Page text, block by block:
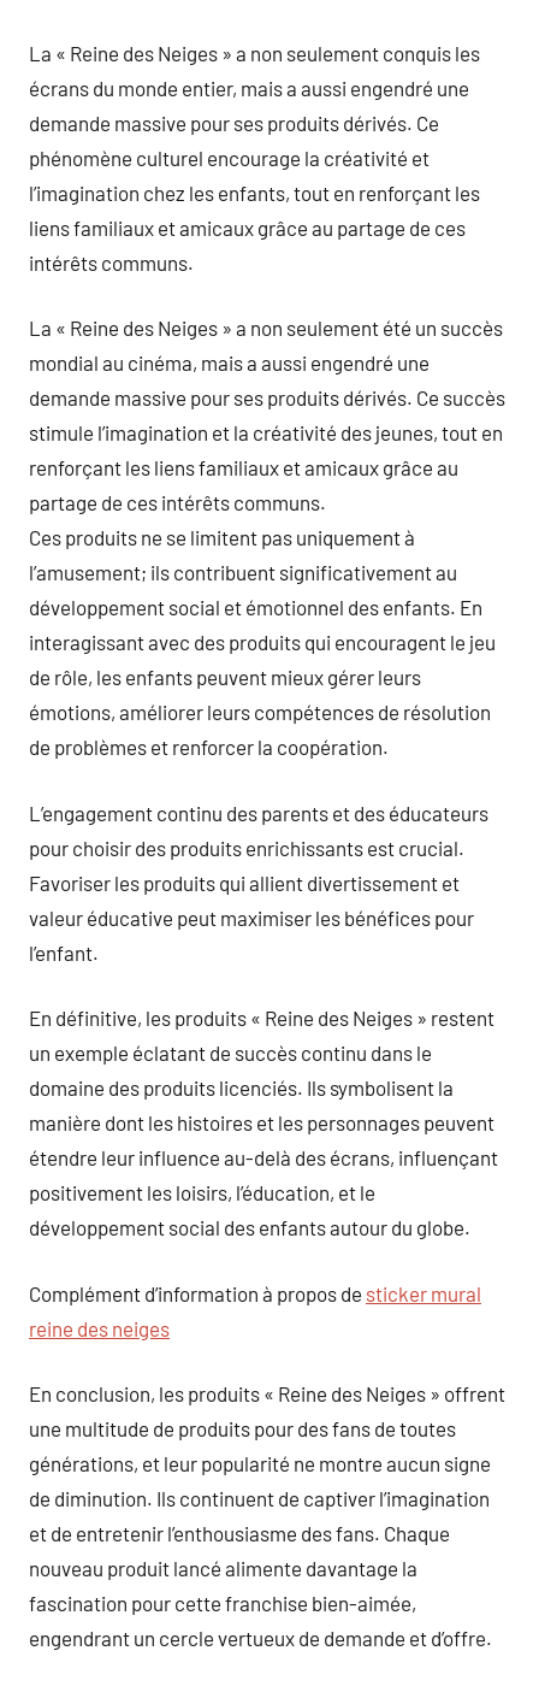
La « Reine des Neiges » a non seulement conquis les
écrans du monde entier, mais a aussi engendré une
demande massive pour ses produits dérivés. Ce
phénomène culturel encourage la créativité et
l’imagination chez les enfants, tout en renforçant les
liens familiaux et amicaux grâce au partage de ces
intérêts communs.
La « Reine des Neiges » a non seulement été un succès
mondial au cinéma, mais a aussi engendré une
demande massive pour ses produits dérivés. Ce succès
stimule l’imagination et la créativité des jeunes, tout en
renforçant les liens familiaux et amicaux grâce au
partage de ces intérêts communs.
Ces produits ne se limitent pas uniquement à
l’amusement; ils contribuent significativement au
développement social et émotionnel des enfants. En
interagissant avec des produits qui encouragent le jeu
de rôle, les enfants peuvent mieux gérer leurs
émotions, améliorer leurs compétences de résolution
de problèmes et renforcer la coopération.
L’engagement continu des parents et des éducateurs
pour choisir des produits enrichissants est crucial.
Favoriser les produits qui allient divertissement et
valeur éducative peut maximiser les bénéfices pour
l’enfant.
En définitive, les produits « Reine des Neiges » restent
un exemple éclatant de succès continu dans le
domaine des produits licenciés. Ils symbolisent la
manière dont les histoires et les personnages peuvent
étendre leur influence au-delà des écrans, influençant
positivement les loisirs, l’éducation, et le
développement social des enfants autour du globe.
Complément d’information à propos de sticker mural
reine des neiges
En conclusion, les produits « Reine des Neiges » offrent
une multitude de produits pour des fans de toutes
générations, et leur popularité ne montre aucun signe
de diminution. Ils continuent de captiver l’imagination
et de entretenir l’enthousiasme des fans. Chaque
nouveau produit lancé alimente davantage la
fascination pour cette franchise bien-aimée,
engendrant un cercle vertueux de demande et d’offre.